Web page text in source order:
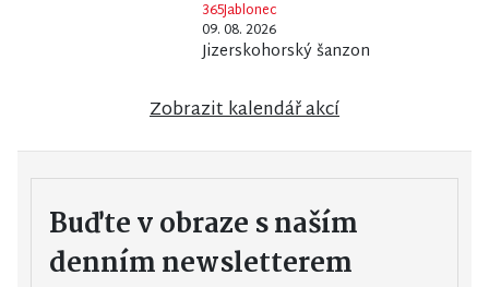
365Jablonec
09. 08. 2026
Jizerskohorský šanzon
Zobrazit kalendář akcí
Buďte v obraze s naším
denním newsletterem